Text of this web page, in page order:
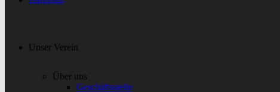
Unser Verein
Über uns
Geschäftsstelle